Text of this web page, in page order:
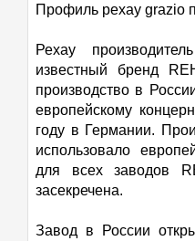
Профиль рехау grazio
Рехау
известный бренд
производство в
европейскому
году в Германии.
использовало
для всех заводов
засекречена.
Завод в России